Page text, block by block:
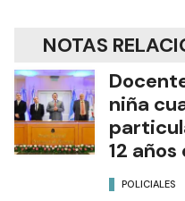
NOTAS
niña
12
POLICIALES